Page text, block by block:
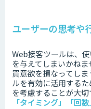
ユーザーの思考や
Web接客ツールは、
を与えてしまいかね
買意欲を損なってしま
ルを有効に活用する
を考慮することが大切
「タイミング」「回数